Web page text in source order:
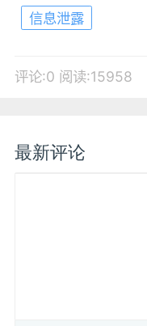
信息泄露
评论:0 阅读:15958
最新评论